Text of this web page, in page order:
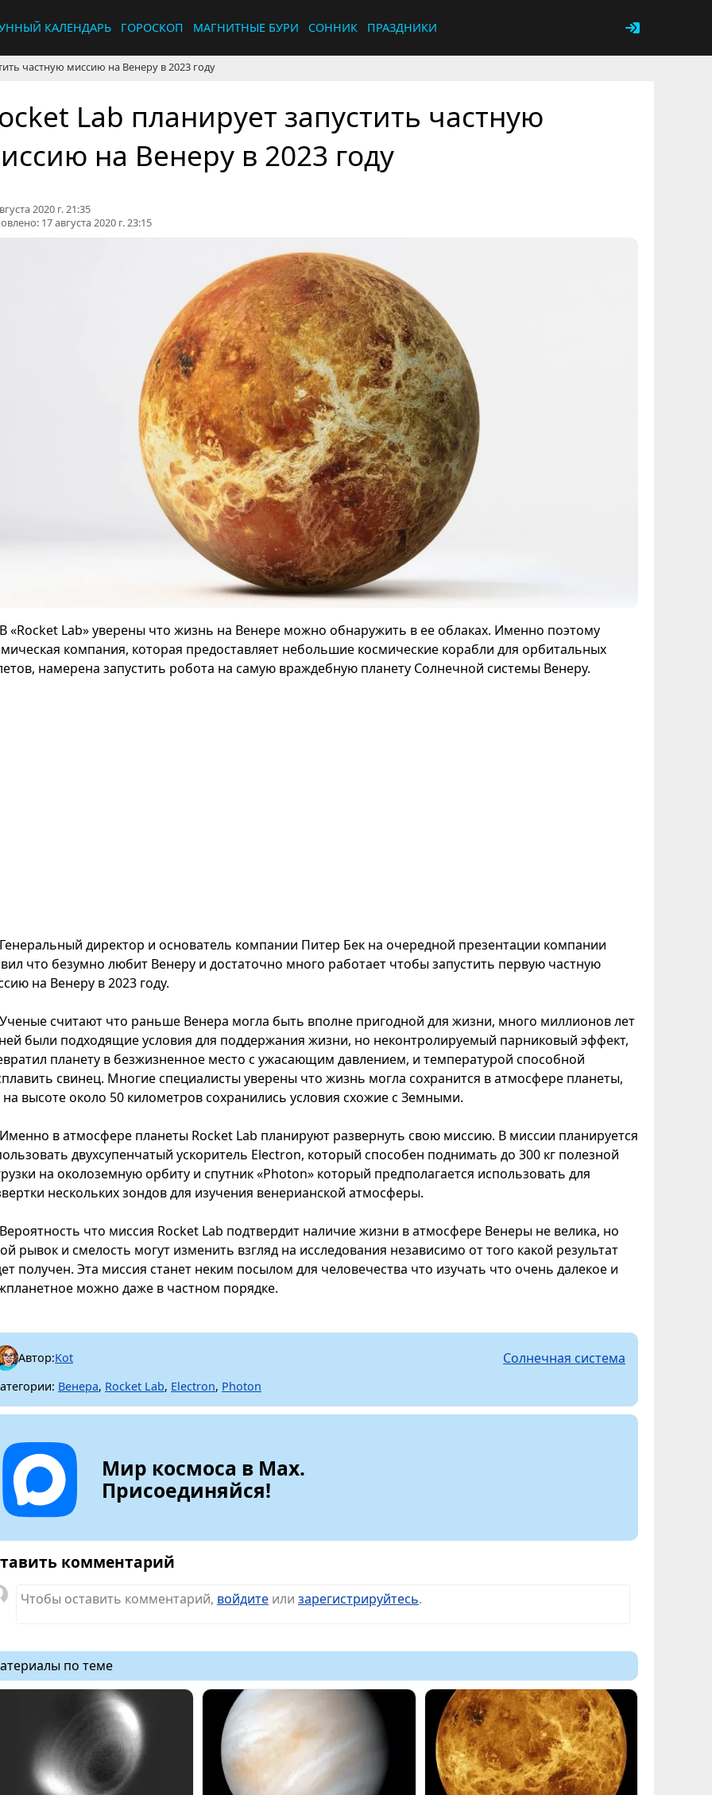
КАЛЕНДАРЬ ГОРОСКОП МАГНИТНЫЕ БУРИ СОННИК ПРАЗДНИКИ
частную миссию на Венеру в 2023 году
Lab планирует запустить частную
на Венеру в 2023 году
2020 г. 21:35
17 августа 2020 г. 23:15
В «Rocket Lab​​»​ уверены что жизнь на Венере можно обнаружить в ее облаках. Именно поэтому
компания, которая предоставляет небольшие космические корабли для орбитальных
намерена запустить робота на самую враждебную планету Солнечной системы Венеру.
Генеральный директор и основатель компании Питер Бек на очередной презентации компании
что безумно любит Венеру и достаточно много работает чтобы запустить первую частную
на Венеру в 2023 году.
Ученые считают что раньше Венера могла быть вполне пригодной для жизни, много миллионов лет
были подходящие условия для поддержания жизни, но неконтролируемый парниковый эффект,
планету в безжизненное место с ужасающим давлением, и температурой способной
свинец. Многие специалисты уверены что жизнь могла сохранится в атмосфере планеты,
на высоте около 50 километров сохранились условия схожие с Земными.
Именно в атмосфере планеты Rocket Lab​ планируют развернуть свою миссию. В миссии планируется
двухсупенчатый ускоритель Electron​, который способен поднимать до 300 кг полезной
на околоземную орбиту и спутник ​«Photon​»​ который предполагается использовать для
нескольких зондов для изучения венерианской атмосферы.
Вероятность что миссия Rocket Lab​ подтвердит наличие жизни в атмосфере Венеры не велика, но
рывок и смелость могут изменить взгляд на исследования независимо от того какой результат
получен. Эта миссия станет неким посылом для человечества что изучать что очень далекое и
можно даже в частном порядке.
Автор:Kot Солнечная система
Венера, Rocket Lab, Electron, Photon
Мир космоса в Max.
Присоединяйся!
комментарий
Чтобы оставить комментарий, войдите или зарегистрируйтесь.
по теме